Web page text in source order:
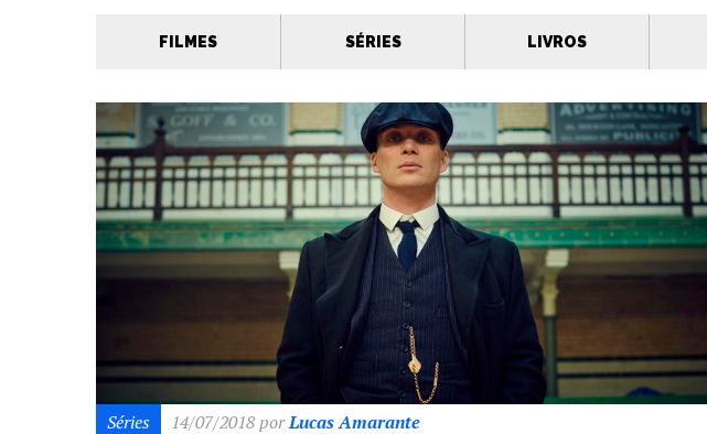
FILMES SÉRIES LIVROS
Séries 14/07/2018porLucas Amarante